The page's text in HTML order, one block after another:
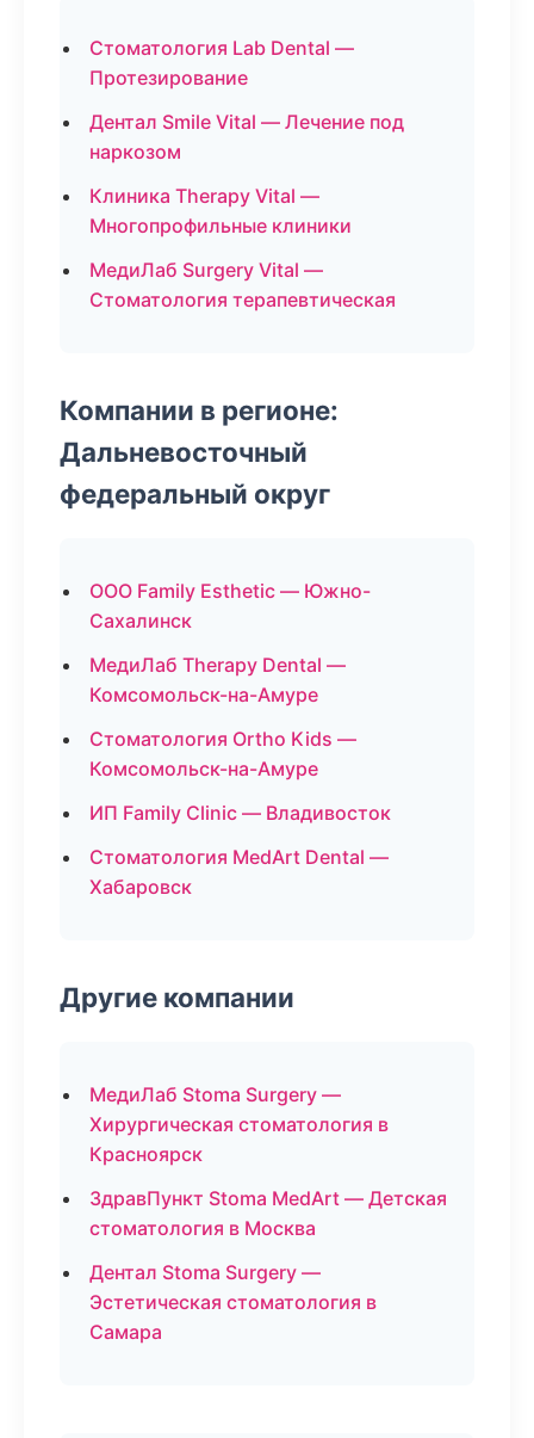
Стоматология Lab Dental —
Протезирование
Дентал Smile Vital — Лечение под
наркозом
Клиника Therapy Vital —
Многопрофильные клиники
МедиЛаб Surgery Vital —
Стоматология терапевтическая
Компании в регионе:
Дальневосточный
федеральный округ
ООО Family Esthetic — Южно-
Сахалинск
МедиЛаб Therapy Dental —
Комсомольск-на-Амуре
Стоматология Ortho Kids —
Комсомольск-на-Амуре
ИП Family Clinic — Владивосток
Стоматология MedArt Dental —
Хабаровск
Другие компании
МедиЛаб Stoma Surgery —
Хирургическая стоматология в
Красноярск
ЗдравПункт Stoma MedArt — Детская
стоматология в Москва
Дентал Stoma Surgery —
Эстетическая стоматология в
Самара